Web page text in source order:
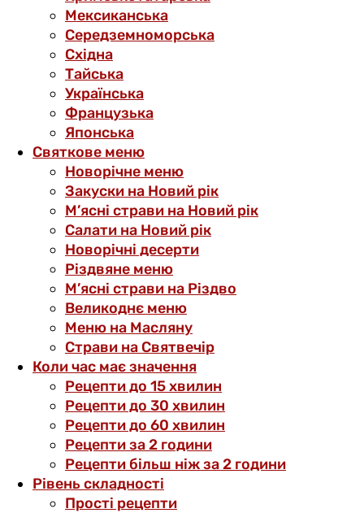
Мексиканська
Середземноморська
Східна
Тайська
Українська
Французька
Японська
Святкове меню
Новорічне меню
Закуски на Новий рік
М’ясні страви на Новий рік
Салати на Новий рік
Новорічні десерти
Різдвяне меню
М’ясні страви на Різдво
Великоднє меню
Меню на Масляну
Страви на Святвечір
Коли час має значення
Рецепти до 15 хвилин
Рецепти до 30 хвилин
Рецепти до 60 хвилин
Рецепти за 2 години
Рецепти більш ніж за 2 години
Рівень складності
Прості рецепти